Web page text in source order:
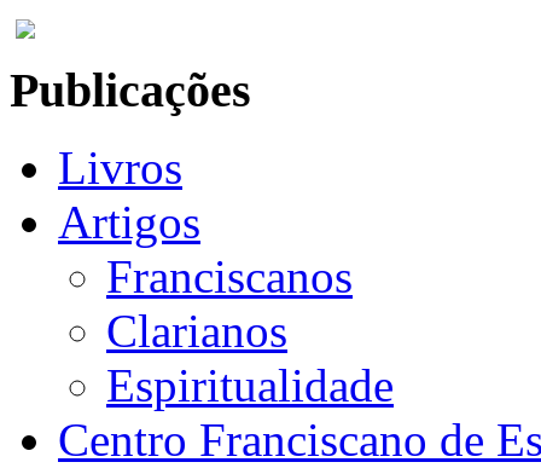
Publicações
Livros
Artigos
Franciscanos
Clarianos
Espiritualidade
Centro Franciscano de